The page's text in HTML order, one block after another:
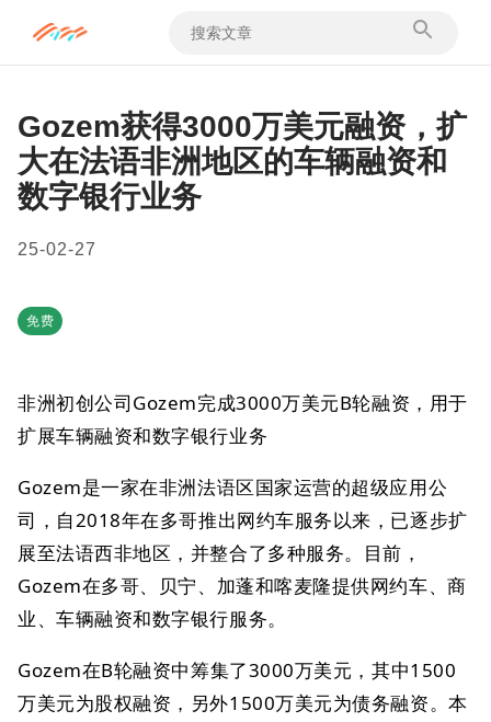
Gozem获得3000万美元融资，扩
大在法语非洲地区的车辆融资和
数字银行业务
25-02-27
免费
非洲初创公司Gozem完成3000万美元B轮融资，用于
扩展车辆融资和数字银行业务
Gozem是一家在非洲法语区国家运营的超级应用公
司，自2018年在多哥推出网约车服务以来，已逐步扩
展至法语西非地区，并整合了多种服务。目前，
Gozem在多哥、贝宁、加蓬和喀麦隆提供网约车、商
业、车辆融资和数字银行服务。
Gozem在B轮融资中筹集了3000万美元，其中1500
万美元为股权融资，另外1500万美元为债务融资。本